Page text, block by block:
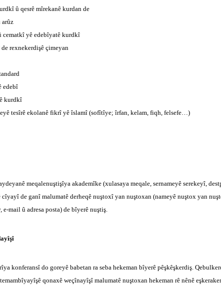
û qesrê mîrekanê kurdan de
arûz
cematkî yê edebîyatê kurdkî
rexnekerdişê çimeyan
edebî
kurdkî
tesîrê ekolanê fikrî yê îslamî (sofîtîye; îrfan, kelam, fiqh, felsefe…)
meqalenuştişîya akademîke (xulasaya meqale, sernameyê serekeyî,
de ganî malumatê derheqê nuştoxî yan nuştoxan (nameyê nuştox yan
e-mail û adresa posta) de bîyerê nuştiş.
konferansî do goreyê babetan ra seba hekeman bîyerê pêşkêşkerdiş.
qonaxê weçînayîşî malumatê nuştoxan hekeman rê nênê